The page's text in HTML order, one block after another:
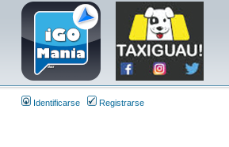
Identificarse Registrarse